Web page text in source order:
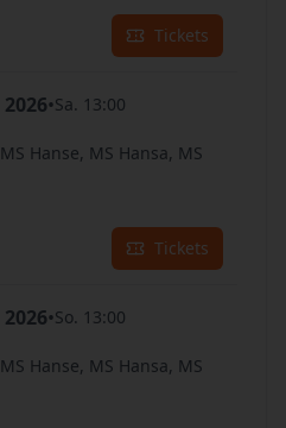
Tickets
•Sa. 13:00
Hanse, MS Hansa, MS
Tickets
•So. 13:00
Hanse, MS Hansa, MS